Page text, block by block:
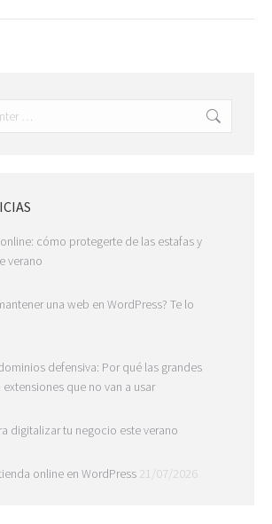
cómo protegerte de las estafas y
verano
una web en WordPress? Te lo
defensiva: Por qué las grandes
que no van a usar
digitalizar tu negocio este verano
online en WordPress 21/07/2026